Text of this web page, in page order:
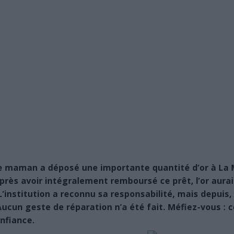
maman a déposé une importante quantité d’or à
avoir intégralement remboursé ce prêt, l’or
a reconnu sa responsabilité, mais
geste de réparation n’a été fait. Méfiez-vous :